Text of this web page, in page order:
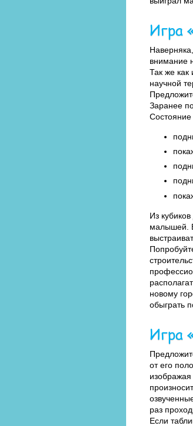
Игра
внимание
Так же
научной
Заранее
Из
малышей.
новому
обыграть
Игра
от его
раз
Если